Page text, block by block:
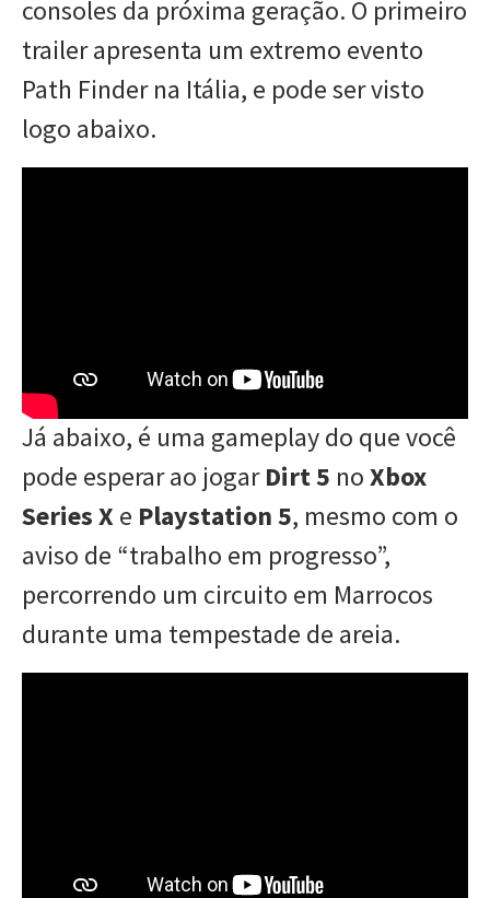
consoles da próxima geração. O primeiro
trailer apresenta um extremo evento
Path Finder na Itália, e pode ser visto
logo abaixo.
Já abaixo, é uma gameplay do que você
pode esperar ao jogarDirt 5 noXbox
Series X e Playstation 5, mesmo com o
aviso de “trabalho em progresso”,
percorrendo um circuito em Marrocos
durante uma tempestade de areia.